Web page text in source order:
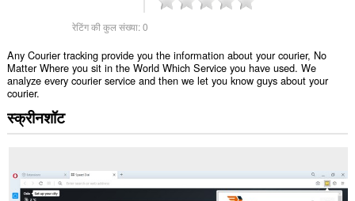
रेटिंग की कुल संख्या:0
Any Courier tracking provide you the information about your courier, No
Matter Where you sit in the World Which Service you have used. We
analyze every courier service and then we let you know guys about your
courier.
स्क्रीनशॉट